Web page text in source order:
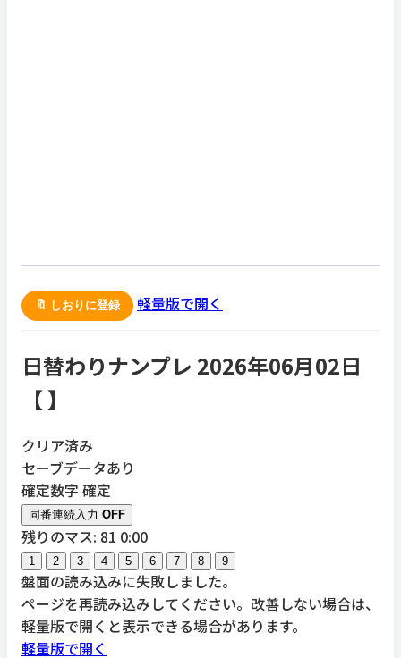
🔖 しおりに登録 軽量版で開く
日替わりナンプレ 2026年06月02日
【】
クリア済み
セーブデータあり
確定数字 確定
同番連続入力 OFF
残りのマス: 81 0:00
1 2 3 4 5 6 7 8 9
盤面の読み込みに失敗しました。
ページを再読み込みしてください。改善しない場合は、
軽量版で開くと表示できる場合があります。
軽量版で開く